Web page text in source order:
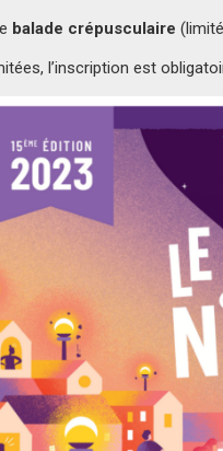
balade crépusculaire
l’inscription est